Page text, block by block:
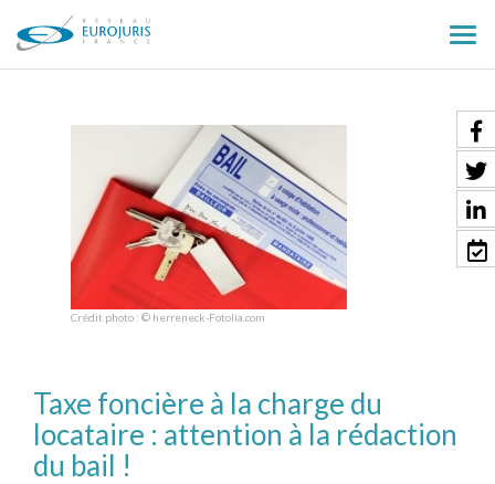
le
Crédit photo : © herreneck-Fotolia.com
Taxe foncière à la charge du
locataire : attention à la rédaction
du bail !